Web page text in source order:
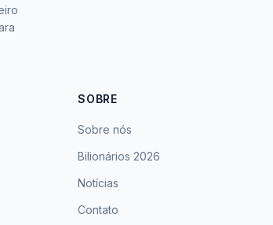
SOBRE
Sobre nós
Bilionários 2026
Notícias
Contato